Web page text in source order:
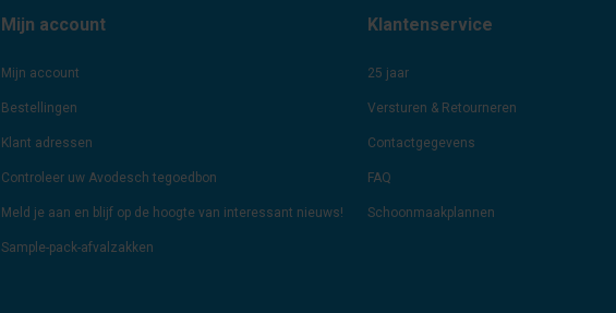
Mijn account
Mijn account
Bestellingen
Klant adressen
Controleer uw Avodesch tegoedbon
Meld je aan en blijf op de hoogte van interessant nieuws!
Sample-pack-afvalzakken
Klantenservice
25 jaar
Versturen & Retourneren
Contactgegevens
FAQ
Schoonmaakplannen